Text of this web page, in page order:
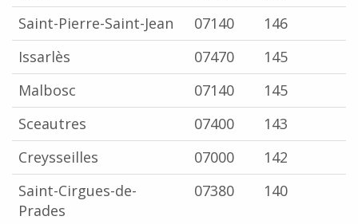
Saint-Pierre-Saint-Jean
07140
146
Issarlès
07470
145
Malbosc
07140
145
Sceautres
07400
143
Creysseilles
07000
142
Saint-Cirgues-de-
Prades
07380 140